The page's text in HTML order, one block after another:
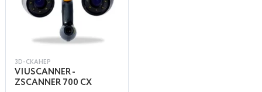
3D-СКАНЕР
VIUSCANNER -
ZSCANNER 700 CX